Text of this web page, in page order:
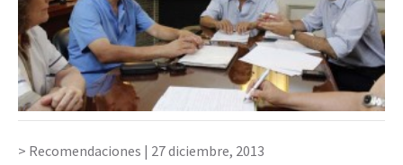
Recomendaciones | 27 diciembre, 2013